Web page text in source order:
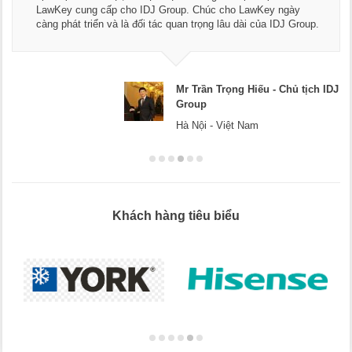
LawKey cung cấp cho IDJ Group. Chúc cho LawKey ngày
càng phát triển và là đối tác quan trọng lâu dài của IDJ Group.
Mr Trần Trọng Hiếu - Chủ tịch IDJ
Group
Hà Nội - Việt Nam
Khách hàng tiêu biểu